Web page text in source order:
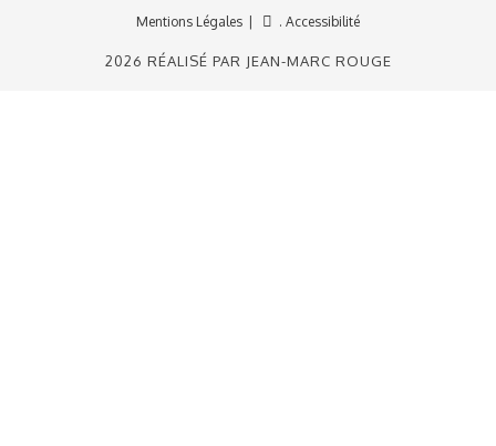
Mentions Légales . Accessibilité
2026 RÉALISÉ PAR JEAN-MARC ROUGE